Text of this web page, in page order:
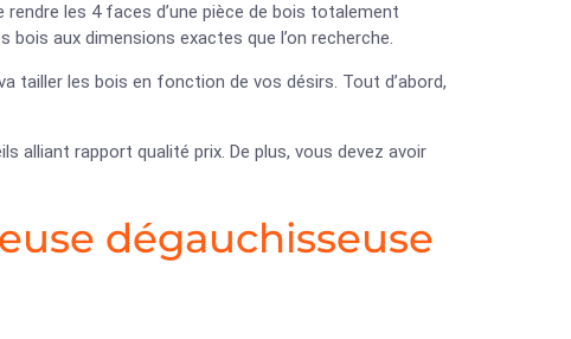
les 4 faces d’une pièce de bois totalement
bois aux dimensions exactes que l’on recherche.
tailler les bois en fonction de vos désirs. Tout d’abord,
alliant rapport qualité prix. De plus, vous devez avoir
dégauchisseuse